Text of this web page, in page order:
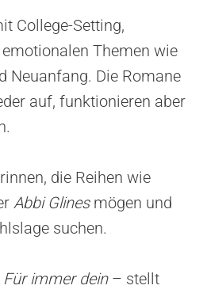
College-Setting,
Themen wie
Neuanfang. Die Romane
auf, funktionieren aber
die Reihen wie
Abbi Glinesmögen und
suchen.
immer dein– stellt